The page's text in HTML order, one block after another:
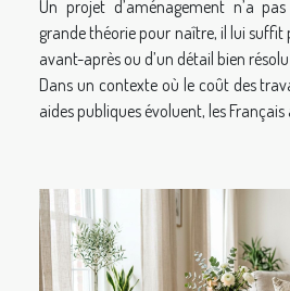
Un projet d’aménagement n’a
grande théorie pour naître, il lui suffit
avant-après ou d’un détail bien
Dans un contexte où le coût des
aides publiques évoluent, les